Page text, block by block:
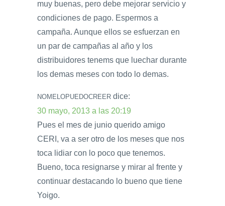
muy buenas, pero debe mejorar servicio y
condiciones de pago. Espermos a
campaña. Aunque ellos se esfuerzan en
un par de campañas al año y los
distribuidores tenems que luechar durante
los demas meses con todo lo demas.
NOMELOPUEDOCREER dice:
30 mayo, 2013 a las 20:19
Pues el mes de junio querido amigo
CERI, va a ser otro de los meses que nos
toca lidiar con lo poco que tenemos.
Bueno, toca resignarse y mirar al frente y
continuar destacando lo bueno que tiene
Yoigo.